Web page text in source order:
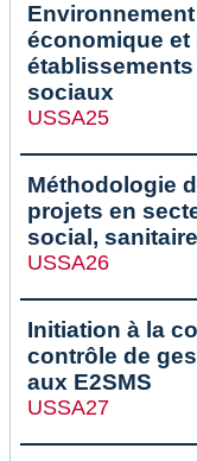
économique
sociaux
USSA25
Méthodologie
projets en
social,
USSA26
Initiation à la
contrôle de
aux E2SMS
USSA27